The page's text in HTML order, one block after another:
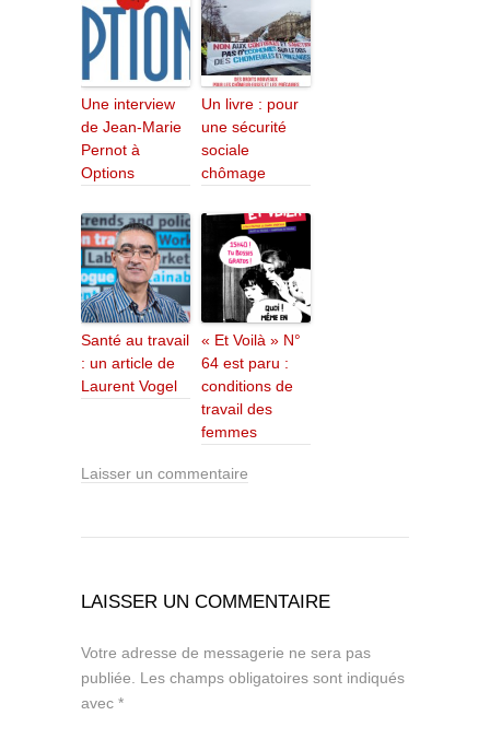
Une interview
de Jean-Marie
Pernot à
Options
Un livre : pour
une sécurité
sociale
chômage
Santé au travail
: un article de
Laurent Vogel
« Et Voilà » N°
64 est paru :
conditions de
travail des
femmes
Laisser un commentaire
LAISSER UN COMMENTAIRE
Votre adresse de messagerie ne sera pas
publiée.
Les champs obligatoires sont indiqués
avec *